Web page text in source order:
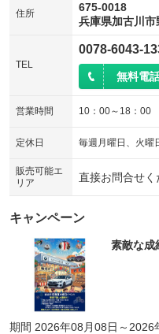
住所
675-0018
兵庫県加古川市
TEL
0078-6043-
無料電
営業時間 10：00～18：00
定休日 毎週月曜日、火曜
販売可能エ
リア
直接お問合せく
キャンペーン
素敵な成
期間 2026年08月08日～2026